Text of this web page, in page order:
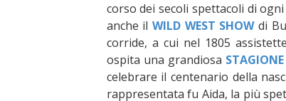
corso dei secoli spettacoli di
anche il WILD WEST SHOWdi
corride, a cui nel 1805
ospita una grandiosa
celebrare il centenario della
rappresentata fu Aida, la più